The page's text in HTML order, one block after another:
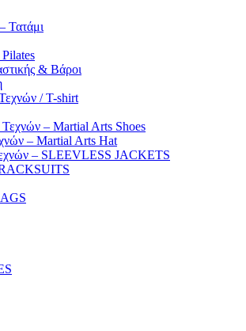
Τατάμι
& Βάροι
/ T-shirt
– Martial Arts Shoes
– Martial Arts Hat
– SLEEVLESS JACKETS